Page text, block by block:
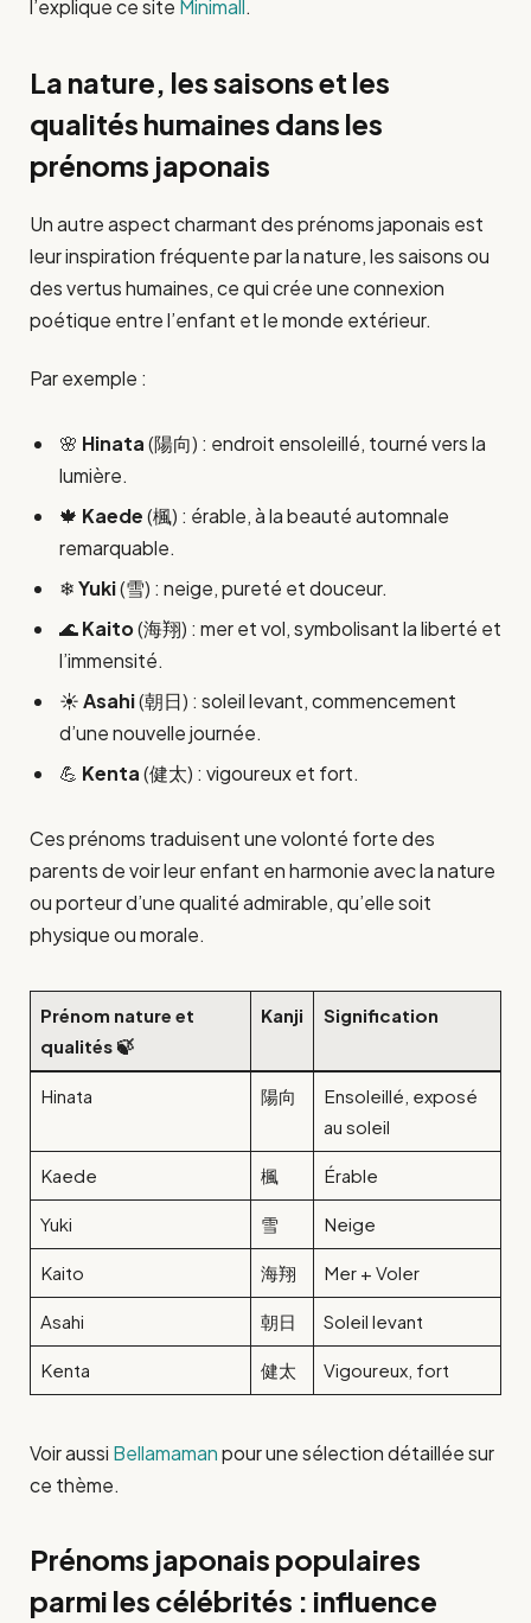
l’explique ce site Minimall .
La nature, les saisons et les
qualités humaines dans les
prénoms japonais
Un autre aspect charmant des prénoms japonais est
leur inspiration fréquente par la nature, les saisons ou
des vertus humaines, ce qui crée une connexion
poétique entre l’enfant et le monde extérieur.
Par exemple :
🌸 Hinata(陽向) : endroit ensoleillé, tourné vers la
lumière.
🍁 Kaede(楓) : érable, à la beauté automnale
remarquable.
❄Yuki(雪) : neige, pureté et douceur.
🌊Kaito(海翔) : mer et vol, symbolisant la liberté et
l’immensité.
☀️Asahi(朝日) : soleil levant, commencement
d’une nouvelle journée.
💪 Kenta(健太) : vigoureux et fort.
Ces prénoms traduisent une volonté forte des
parents de voir leur enfant en harmonie avec la nature
ou porteur d’une qualité admirable, qu’elle soit
physique ou morale.
Prénom nature et
qualités 🍃
Kanji Signification
Hinata 陽向
Ensoleillé, exposé
au soleil
Kaede 楓 Érable
Yuki 雪 Neige
Kaito 海翔 Mer + Voler
Asahi 朝日 Soleil levant
Kenta 健太 Vigoureux, fort
Voir aussi Bellamamanpour une sélection détaillée sur
ce thème.
Prénoms japonais populaires
parmi les célébrités : influence